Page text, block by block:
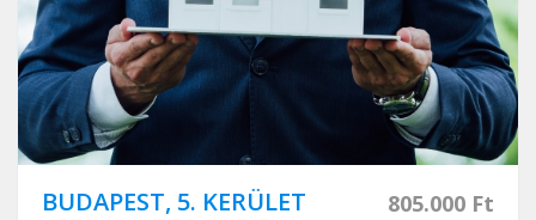
BUDAPEST, 5. KERÜLET 805.000 Ft